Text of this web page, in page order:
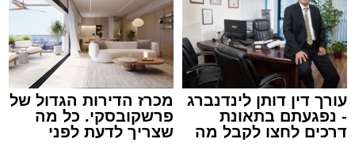
עורך דין דותן לינדנברג
- נפגעתם בתאונת
דרכים לחצו לקבל מה
מכרז הדירות הגדול של
פרשקובסקי. כל מה
שצריך לדעת לפני